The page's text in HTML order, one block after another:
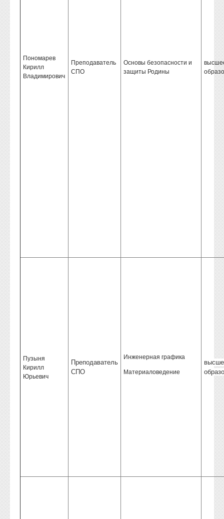
Пономарев
Кирилл
Владимирович
Преподаватель
СПО
Основы безопасности и
защиты Родины
Пузыня
Кирилл
Юрьевич
Преподаватель
СПО
Инженерная графика
Материаловедение